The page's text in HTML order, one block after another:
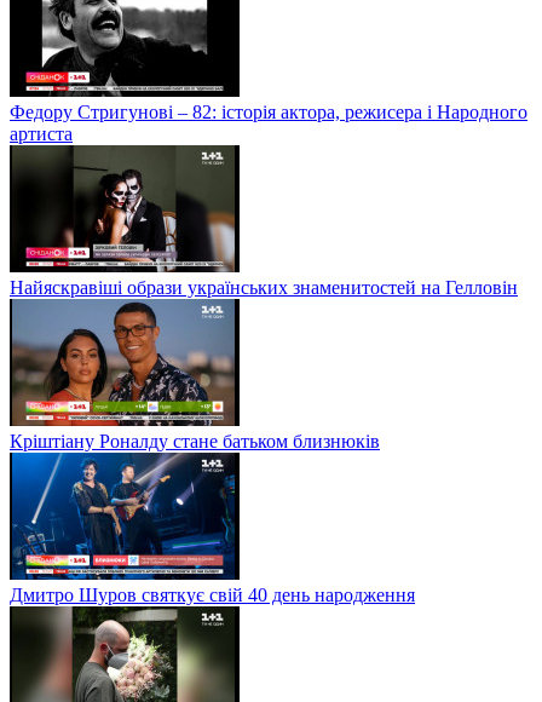
Федору Стригунові – 82: історія актора, режисера і Народного
артиста
Найяскравіші образи українських знаменитостей на Гелловін
Кріштіану Роналду стане батьком близнюків
Дмитро Шуров святкує свій 40 день народження